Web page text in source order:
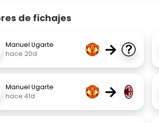
de fichajes
Manuel Ugarte
hace 20d
→
Manuel Ugarte
hace 41d
→